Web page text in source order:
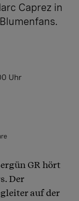
Caprez in
Uhr
GR hört
Der
auf der